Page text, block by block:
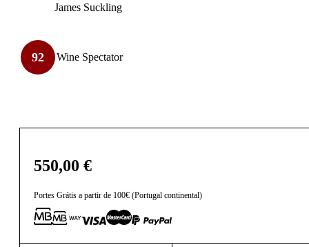
James Suckling
92 Wine Spectator
550,00 €
Portes Grátis a partir de 100€ (Portugal continental)